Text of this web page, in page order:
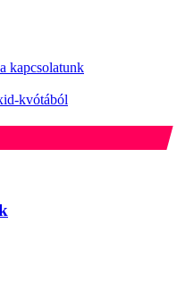
kapcsolatunk
kvótából